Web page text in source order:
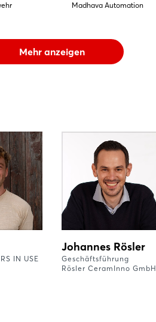
Madhava Automation
Mehr anzeigen
IN USE
Johannes Rösler
Geschäftsführung
Rösler CeramInno GmbH